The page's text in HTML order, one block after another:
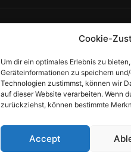
Cookie-
Um dir ein optimales Erlebnis zu
Geräteinformationen zu speichern
Technologien zustimmst, können wir
auf dieser Website verarbeiten. Wenn
zurückziehst, können bestimmte
Accept